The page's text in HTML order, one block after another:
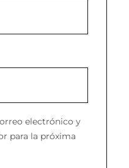
electrónico y
para la próxima